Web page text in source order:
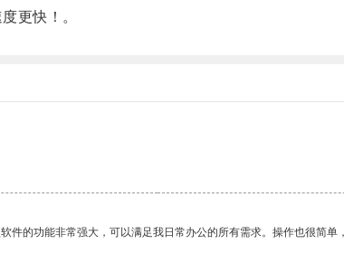
更快！。
的功能非常强大，可以满足我日常办公的所有需求。操作也很简单